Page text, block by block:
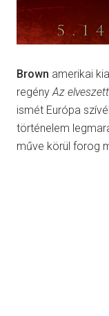
Brown amerikai
regényAz
ismét Európa
történelem
műve körül forog